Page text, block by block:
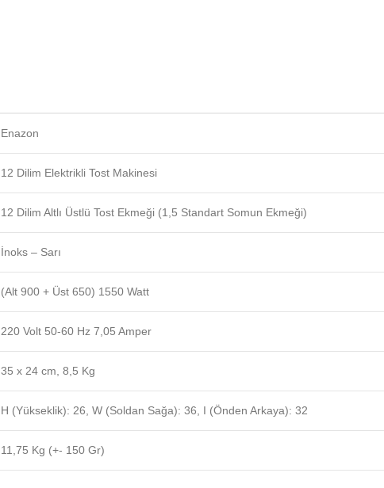
Enazon
12 Dilim Elektrikli Tost Makinesi
12 Dilim Altlı Üstlü Tost Ekmeği (1,5 Standart Somun Ekmeği)
İnoks – Sarı
(Alt 900 + Üst 650) 1550 Watt
220 Volt 50-60 Hz 7,05 Amper
35 x 24 cm, 8,5 Kg
H (Yükseklik): 26, W (Soldan Sağa): 36, I (Önden Arkaya): 32
11,75 Kg (+- 150 Gr)